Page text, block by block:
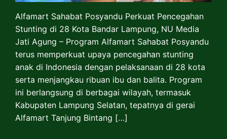
Alfamart Sahabat Posyandu Perkuat Pencegahan
Stunting di 28 Kota Bandar Lampung, NU Media
Jati Agung – Program Alfamart Sahabat Posyandu
terus memperkuat upaya pencegahan stunting
anak di Indonesia dengan pelaksanaan di 28 kota
serta menjangkau ribuan ibu dan balita. Program
ini berlangsung di berbagai wilayah, termasuk
Kabupaten Lampung Selatan, tepatnya di gerai
Alfamart Tanjung Bintang […]